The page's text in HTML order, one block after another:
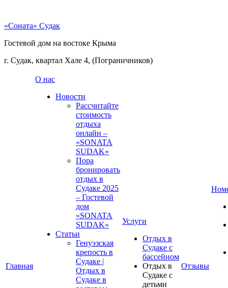
«Соната» Судак
Гостевой дом на востоке Крыма
г. Судак, квартал Хале 4, (Пограничников)
Главная
О нас
Новости
Рассчитайте
стоимость
отдыха
онлайн –
«SONATA
SUDAK»
Пора
бронировать
отдых в
Судаке 2025
– Гостевой
дом
«SONATA
SUDAK»
Статьи
Генуэзская
крепость в
Судаке |
Отдых в
Судаке в
Услуги
Отдых в
Судаке с
бассейном
Отдых в
Судаке с
детьми
Отзывы